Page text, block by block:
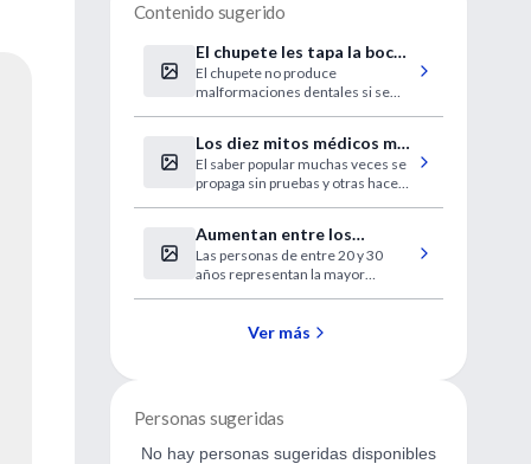
Contenido sugerido
El chupete les tapa la boca
a sus detractores
El chupete no produce
malformaciones dentales si se
Los diez mitos médicos más
populares desterrados por
los investigadores
El saber popular muchas veces se
propaga sin pruebas y otras hace
Aumentan entre los
jóvenes de todo el país los
casos de sífilis
Las personas de entre 20 y 30
años representan la mayor
treparon casi un 70 por ciento
Ver más
Personas sugeridas
No hay personas sugeridas disponibles